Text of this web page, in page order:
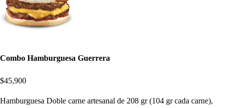
Combo Hamburguesa Guerrera
$45,900
Hamburguesa Doble carne artesanal de 208 gr (104 gr cada carne),